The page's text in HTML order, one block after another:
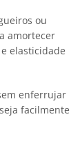
ou
amortecer
elasticidade
enferrujar
facilmente